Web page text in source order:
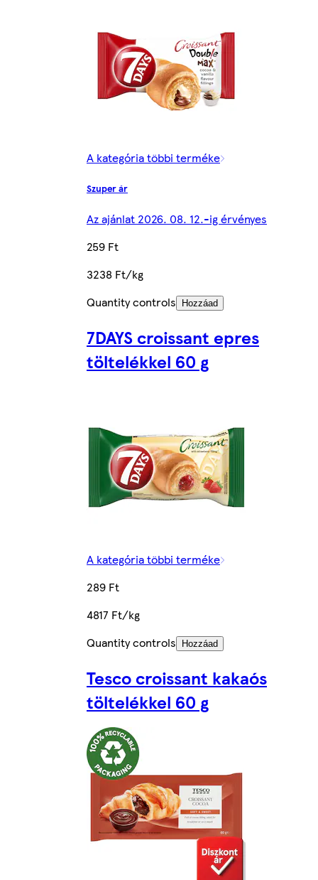
A kategória többi terméke
Szuper ár
Az ajánlat 2026. 08. 12.-ig érvényes
259 Ft
3238 Ft/kg
Quantity controls
Hozzáad
7DAYS croissant epres
töltelékkel 60 g
A kategória többi terméke
289 Ft
4817 Ft/kg
Quantity controls
Hozzáad
Tesco croissant kakaós
töltelékkel 60 g